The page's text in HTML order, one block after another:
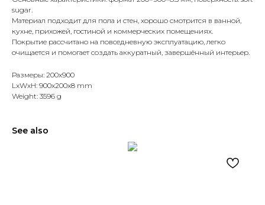
sugar.
Материал подходит для пола и стен, хорошо смотрится в ванной,
кухне, прихожей, гостиной и коммерческих помещениях.
Покрытие рассчитано на повседневную эксплуатацию, легко
очищается и помогает создать аккуратный, завершённый интерьер.
Размеры: 200x900
LxWxH: 900x200x8 mm
Weight: 3596 g
See also